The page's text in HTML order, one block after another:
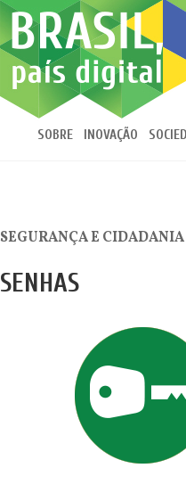
SOBRE INOVAÇÃO
SEGURANÇA E
SENHAS